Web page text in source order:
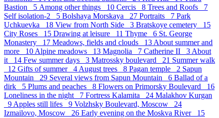
Bastion 5 Аmong other things 10 Cercis 8 Trees and Roofs 7
Self isolation-2 5 Bolshaya Morskaya 27 Portraits 7 Park
Uchkuevka 18 View from North Side 3 Bratskoye cemetery 15
City Roses 15 Drawing at leisure 11 Thyme 6 St. George
Monastery 17 Meadows, fields and clouds 13 About summer and
more 10 Alpine meadows 13 Magnolia 7 Catherine II 3 About
it 14 Few summer days 3 Matrossky boulevard 21 Summer walk
12 Gifts of summer 4 August trees 8 Pagan temple 2 Sapun
Mountain 29 Several views from Sapun Mountain 6 Ballad of a
dirk 5 Plums and peaches 8 Flowers on Primorsky Boulevard 16
Loneliness in the night 7 Fortress Kalamita 24 Malakhov Kurgan
9 Apples still lifes 9 Volzhsky Boulevard, Moscow 24
Izmailovo, Moscow 26 Early evening on the Moskva River 15